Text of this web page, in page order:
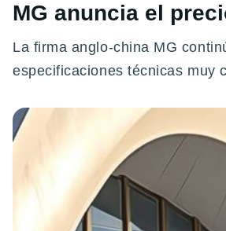
MG anuncia el
La firma anglo-china MG
especificaciones técnicas muy